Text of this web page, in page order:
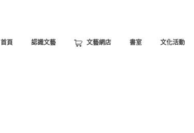
首頁 認識文藝 文藝網店 書室 文化活動